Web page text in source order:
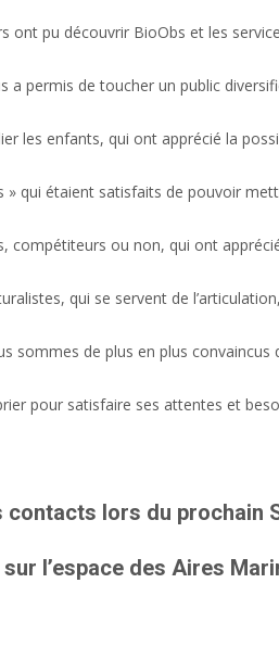
ont pu découvrir BioObs et les
permis de toucher un public
les enfants, qui ont apprécié la
» qui étaient satisfaits de pouvoir
compétiteurs ou non, qui ont
qui se servent de
sommes de plus en plus
pour satisfaire ses attentes et
lors du prochain
l’espace des Aires